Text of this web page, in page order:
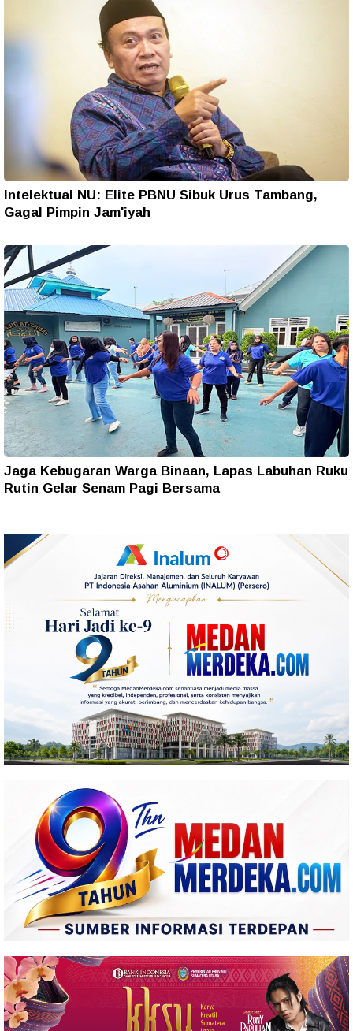
Intelektual NU: Elite PBNU Sibuk Urus Tambang,
Gagal Pimpin Jam'iyah
Jaga Kebugaran Warga Binaan, Lapas Labuhan Ruku
Rutin Gelar Senam Pagi Bersama